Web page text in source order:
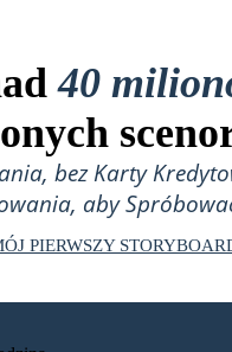
40
bez Karty
aby
PIERWSZY